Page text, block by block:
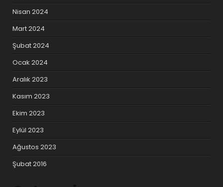
Nisan 2024
Mart 2024
Şubat 2024
Ocak 2024
Aralık 2023
Kasım 2023
Ekim 2023
Eylül 2023
Ağustos 2023
Şubat 2016